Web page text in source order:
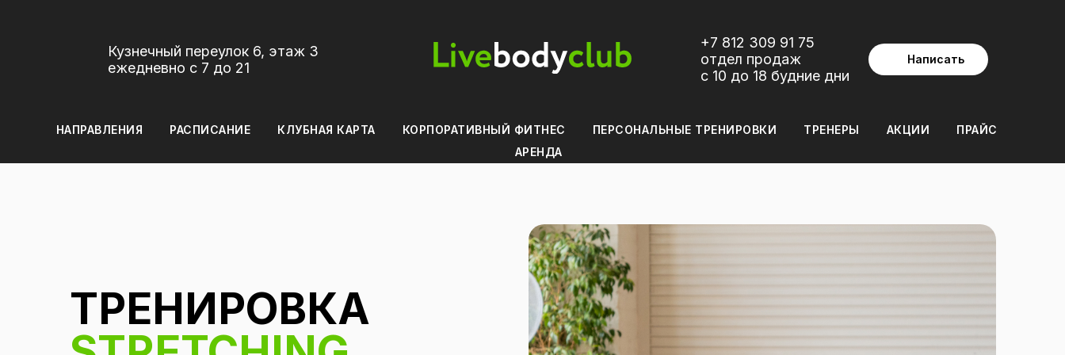
Кузнечный переулок 6, этаж 3
ежедневно с 7 до 21
+7 812 309 91 75
отдел продаж
с 10 до 18 будние дни
Написать
НАПРАВЛЕНИЯ РАСПИСАНИЕ КЛУБНАЯ КАРТА КОРПОРАТИВНЫЙ ФИТНЕС ПЕРСОНАЛЬНЫЕ ТРЕНИРОВКИ ТРЕНЕРЫ АКЦИИ
ПРАЙС
АРЕНДА
ТРЕНИРОВКА